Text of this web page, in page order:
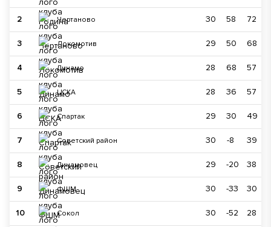
2 Чертаново 30 58 72
3 Локомотив 29 50 68
4 Динамо 28 68 57
5 ЦСКА 28 36 57
6 Спартак 29 30 49
7 Советский район 30 -8 39
8 Динамовец 29 -20 38
9 ФШМ 30 -33 30
10 Сокол 30 -52 28